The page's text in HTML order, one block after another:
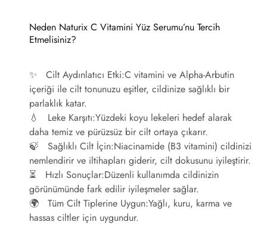
Neden Naturix C Vitamini Yüz Serumu’nu Tercih
Etmelisiniz?
✨ Cilt Aydınlatıcı Etki:C vitamini ve Alpha-Arbutin
içeriği ile cilt tonunuzu eşitler, cildinize sağlıklı bir
parlaklık katar.
💧 Leke Karşıtı:Yüzdeki koyu lekeleri hedef alarak
daha temiz ve pürüzsüz bir cilt ortaya çıkarır.
🍃 Sağlıklı Cilt İçin:Niacinamide (B3 vitamini) cildinizi
nemlendirir ve iltihapları giderir, cilt dokusunu iyileştirir.
⏳ Hızlı Sonuçlar:Düzenli kullanımda cildinizin
görünümünde fark edilir iyileşmeler sağlar.
🌍 Tüm Cilt Tiplerine Uygun:Yağlı, kuru, karma ve
hassas ciltler için uygundur.